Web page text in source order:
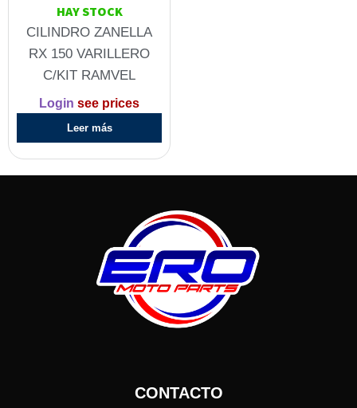
HAY STOCK
CILINDRO ZANELLA
RX 150 VARILLERO
C/KIT RAMVEL
Login see prices
Leer más
CONTACTO